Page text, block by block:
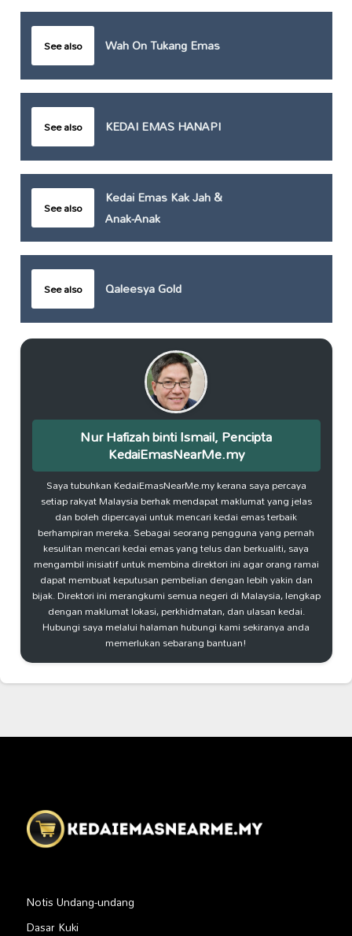
See also Wah On Tukang Emas
See also KEDAI EMAS HANAPI
See also
Kedai Emas Kak Jah &
Anak-Anak
See also Qaleesya Gold
Nur Hafizah binti Ismail, Pencipta
KedaiEmasNearMe.my
Saya tubuhkan KedaiEmasNearMe.my kerana saya percaya
setiap rakyat Malaysia berhak mendapat maklumat yang jelas
dan boleh dipercayai untuk mencari kedai emas terbaik
berhampiran mereka. Sebagai seorang pengguna yang pernah
kesulitan mencari kedai emas yang telus dan berkualiti, saya
mengambil inisiatif untuk membina direktori ini agar orang ramai
dapat membuat keputusan pembelian dengan lebih yakin dan
bijak. Direktori ini merangkumi semua negeri di Malaysia, lengkap
dengan maklumat lokasi, perkhidmatan, dan ulasan kedai.
Hubungi saya melalui halaman hubungi kami sekiranya anda
memerlukan sebarang bantuan!
Notis Undang-undang
Dasar Kuki